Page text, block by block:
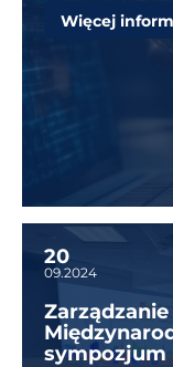
Więcej
20
09.2024
sympozjum